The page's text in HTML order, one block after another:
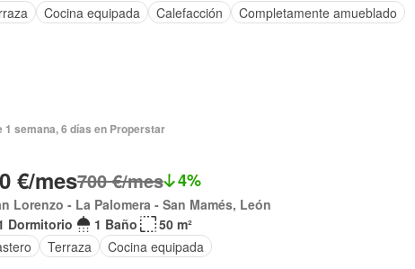
Cocina equipada Calefacción Completamente amueblado
1 semana, 6 días en Properstar
€/mes700 €/mes 4%
Lorenzo - La Palomera - San Mamés, León
Dormitorio
1 Baño
50 m²
Terraza Cocina equipada